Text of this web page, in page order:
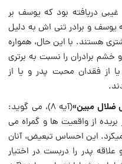
دریافته بود که یوسف بر
یوسف و برادر تنی اش به دلیل
هستند. با این حال، همواره
برادران را نسبت‌ به برترى
یا از فقدان محبت پدر و یا از
ضلال مبین‌»
(آیه ۸)، می گوید:
از واقعیت ها و گمراه می
میکرد. این احساس تبعیض، آنان
پدر را دربست در اختیار